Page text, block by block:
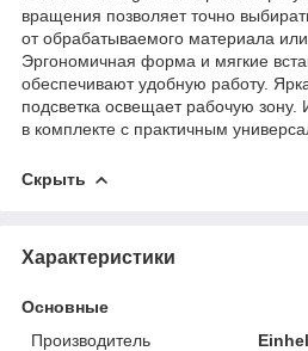
вращения позволяет точно
от обрабатываемого материала
Эргономичная форма и мягкие
обеспечивают удобную работу.
подсветка освещает рабочую зону.
в комплекте с практичным
Скрыть
Характеристики
Основные
Производитель